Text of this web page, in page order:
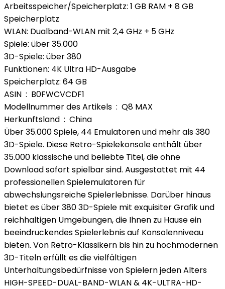
Arbeitsspeicher/Speicherplatz: 1 GB RAM + 8 GB
Speicherplatz
WLAN: Dualband-WLAN mit 2,4 GHz + 5 GHz
Spiele: über 35.000
3D-Spiele: über 380
Funktionen: 4K Ultra HD-Ausgabe
Speicherplatz: 64 GB
ASIN ‏ : ‎ B0FWCVCDF1
Modellnummer des Artikels ‏ : ‎ Q8 MAX
Herkunftsland ‏ : ‎ China
Über 35.000 Spiele, 44 Emulatoren und mehr als 380
3D-Spiele. Diese Retro-Spielekonsole enthält über
35.000 klassische und beliebte Titel, die ohne
Download sofort spielbar sind. Ausgestattet mit 44
professionellen Spielemulatoren für
abwechslungsreiche Spielerlebnisse. Darüber hinaus
bietet es über 380 3D-Spiele mit exquisiter Grafik und
reichhaltigen Umgebungen, die Ihnen zu Hause ein
beeindruckendes Spielerlebnis auf Konsolenniveau
bieten. Von Retro-Klassikern bis hin zu hochmodernen
3D-Titeln erfüllt es die vielfältigen
Unterhaltungsbedürfnisse von Spielern jeden Alters
HIGH-SPEED-DUAL-BAND-WLAN & 4K-ULTRA-HD-